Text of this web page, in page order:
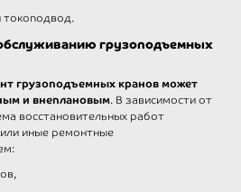
токоподвод.
грузоподъемных
грузоподъемных кранов может
и внеплановым. В зависимости от
восстановительных работ
иные ремонтные